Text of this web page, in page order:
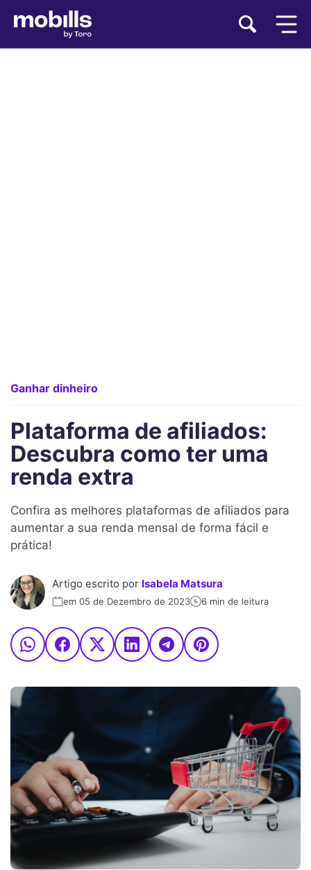
Ganhar dinheiro
Plataforma de afiliados:
Descubra como ter uma
renda extra
Confira as melhores plataformas de afiliados para
aumentar a sua renda mensal de forma fácil e
prática!
Artigo escrito por Isabela Matsura
em 05 de Dezembro de 2023 6 min de leitura